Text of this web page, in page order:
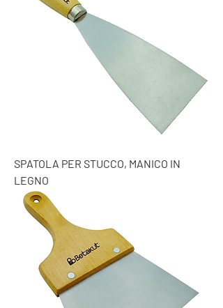
SPATOLA PER STUCCO, MANICO IN
LEGNO